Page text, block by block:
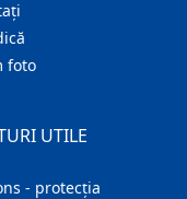
foto
UTILE
- protecția